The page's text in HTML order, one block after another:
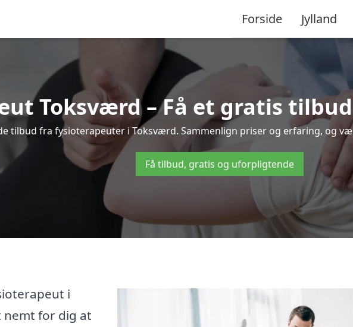
Forside Jylland
Toksværd – Få et gratis
tilbud fra fysioterapeuter i Toksværd. Sammenlign priser og erfaring, og
Få tilbud, gratis og uforpligtende
i
nemt for dig at